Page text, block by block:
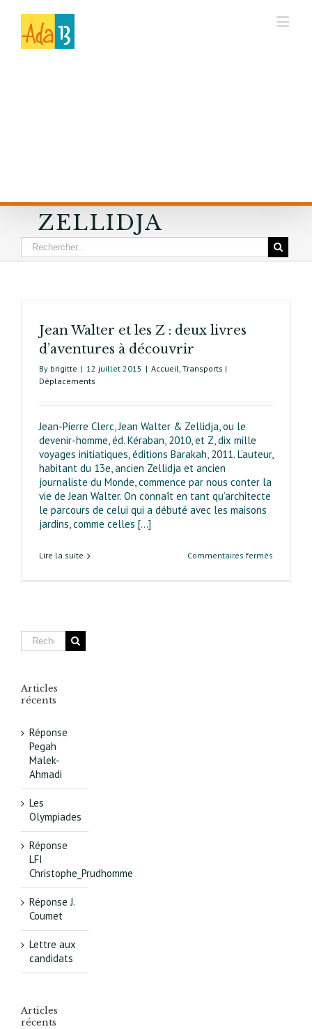
ZELLIDJA
Jean Walter et les Z : deux livres
d’aventures à découvrir
By brigitte | 12 juillet 2015 | Accueil, Transports |
Déplacements
Jean-Pierre Clerc, Jean Walter & Zellidja, ou le
devenir-homme, éd. Kéraban, 2010, et Z, dix mille
voyages initiatiques, éditions Barakah, 2011. L’auteur,
habitant du 13e, ancien Zellidja et ancien
journaliste du Monde, commence par nous conter la
vie de Jean Walter. On connaît en tant qu’architecte
le parcours de celui qui a débuté avec les maisons
jardins, comme celles [...]
Lire la suite Commentaires fermés
Articles
récents
Réponse
Pegah
Malek-
Ahmadi
Les
Olympiades
Réponse
LFI
Christophe_Prudhomme
Réponse J.
Coumet
Lettre aux
candidats
Articles
récents